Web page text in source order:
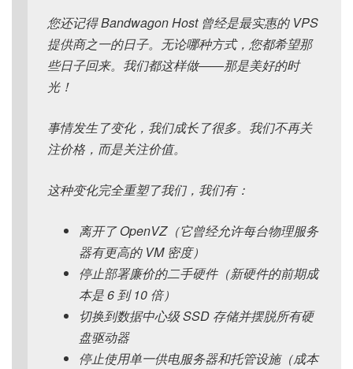
您还记得 Bandwagon Host 曾经是最实惠的 VPS
提供商之一的日子。无论哪种方式，您都希望那
些日子回来。我们都这样做——那是美好的时
光！
事情发生了变化，我们成长了很多。我们不再关
注价格，而是关注价值。
这种变化完全重塑了我们，我们有：
离开了 OpenVZ（它曾经允许每台物理服务
器有更高的 VM 密度）
停止部署廉价的二手硬件（新硬件的前期成
本是 6 到 10 倍）
切换到数据中心级 SSD 存储并摆脱所有硬
盘驱动器
停止使用单一供电服务器和托管设施（成本